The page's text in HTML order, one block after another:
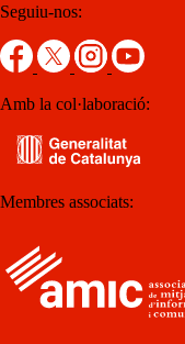
Seguiu-nos:
Amb la col·laboració:
Membres associats: